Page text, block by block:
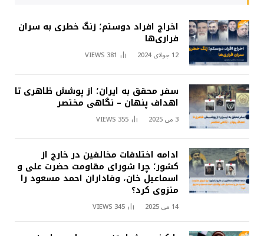
اخراج افراد دوستم؛ زنگ خطری به سران
فراری‌ها
12 جولای 2024 381
VIEWS
سفر محقق به ایران؛ از پوشش ظاهری تا
اهداف پنهان – نگاهی مختصر
3 می 2025 355
VIEWS
ادامه اختلافات مخالفین در خارج از
کشور؛ چرا شورای مقاومت حضرت علی و
اسماعیل خان، وفاداران احمد مسعود را
منزوی کرد؟
14 می 2025 345
VIEWS